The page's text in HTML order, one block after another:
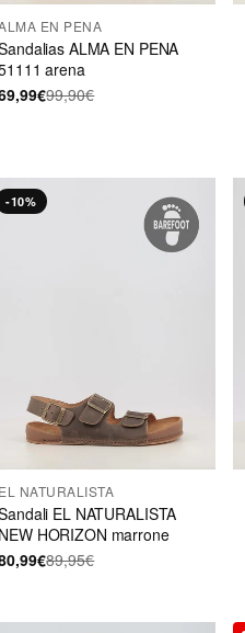
EN PENA
ALMA EN PENA
arena
99,90€
-10%
EL NATURALISTA
EL NATURALISTA
NEW HORIZON marrone
89,95€